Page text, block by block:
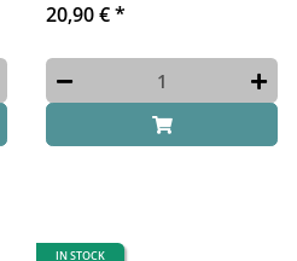
20,90 €*
IN STOCK